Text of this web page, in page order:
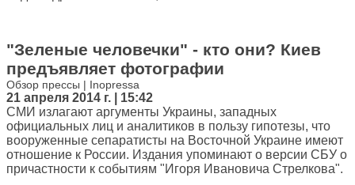
"Зеленые человечки" - кто они? Киев
предъявляет фотографии
Обзор прессы | Inopressa
21 апреля 2014 г. | 15:42
СМИ излагают аргументы Украины, западных
официальных лиц и аналитиков в пользу гипотезы, что
вооруженные сепаратисты на Восточной Украине имеют
отношение к России. Издания упоминают о версии СБУ о
причастности к событиям "Игоря Ивановича Стрелкова".